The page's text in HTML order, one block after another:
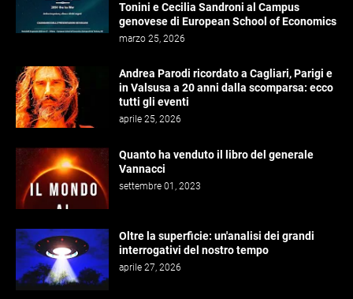
Tonini e Cecilia Sandroni al Campus
genovese di European School of Economics
marzo 25, 2026
Andrea Parodi ricordato a Cagliari, Parigi e
in Valsusa a 20 anni dalla scomparsa: ecco
tutti gli eventi
aprile 25, 2026
Quanto ha venduto il libro del generale
Vannacci
settembre 01, 2023
Oltre la superficie: un'analisi dei grandi
interrogativi del nostro tempo
aprile 27, 2026